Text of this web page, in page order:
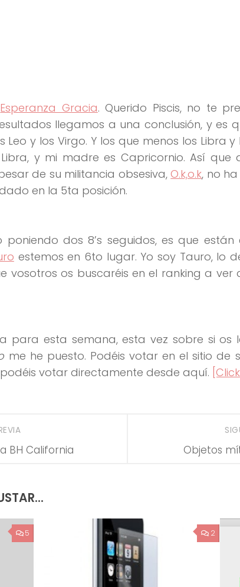
Esperanza Gracia. Querido Piscis, no te
llegamos a una conclusión, y es
y los Virgo. Y los que menos los Libra
y mi madre es Capricornio. Así
de su militancia obsesiva,O.k,o.k, no
en la 5ta posición.
dos 8’s seguidos, es que
estemos en 6to lugar. Yo soy Tauro, lo
vosotros os buscaréis en el ranking a
para esta semana, esta vez sobre si os
me he puesto. Podéis votar en el sitio de
votar directamente desde aquí. [Click]
Objetos
BH California
5 2